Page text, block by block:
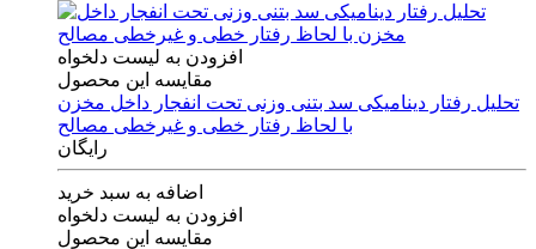
افزودن به لیست دلخواه
مقایسه این محصول
تحلیل رفتار دینامیکی سد بتنی وزنی تحت انفجار داخل مخزن
با لحاظ رفتار خطی و غیرخطی مصالح
رایگان
اضافه به سبد خرید
افزودن به لیست دلخواه
مقایسه این محصول